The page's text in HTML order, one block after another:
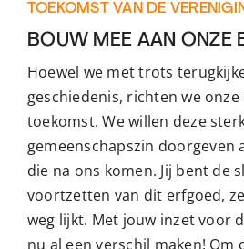
TOEKOMST VAN DE
BOUW MEE AAN ONZE
Hoewel we met trots
geschiedenis, richten we
toekomst. We willen deze
gemeenschapszin doorgeven
die na ons komen. Jij bent de
voortzetten van dit erfgoed,
weg lijkt. Met jouw inzet voor
nu al een verschil maken! Om